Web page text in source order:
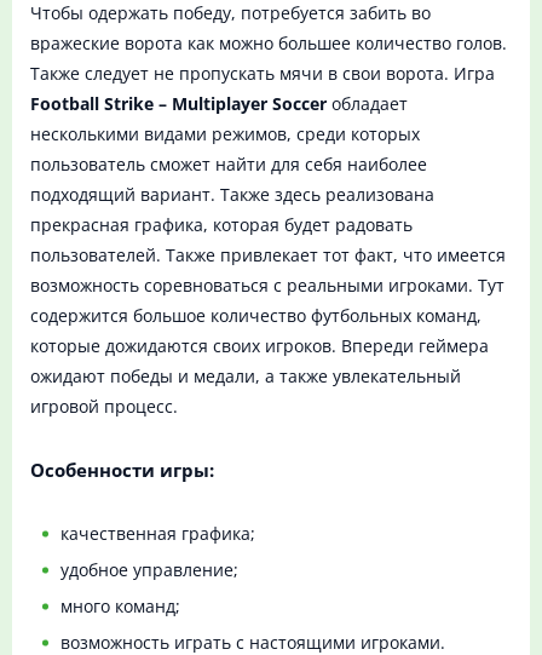
Чтобы одержать победу, потребуется забить во
вражеские ворота как можно большее количество голов.
Также следует не пропускать мячи в свои ворота. Игра
Football Strike – Multiplayer Soccer обладает
несколькими видами режимов, среди которых
пользователь сможет найти для себя наиболее
подходящий вариант. Также здесь реализована
прекрасная графика, которая будет радовать
пользователей. Также привлекает тот факт, что имеется
возможность соревноваться с реальными игроками. Тут
содержится большое количество футбольных команд,
которые дожидаются своих игроков. Впереди геймера
ожидают победы и медали, а также увлекательный
игровой процесс.
Особенности игры:
качественная графика;
удобное управление;
много команд;
возможность играть с настоящими игроками.